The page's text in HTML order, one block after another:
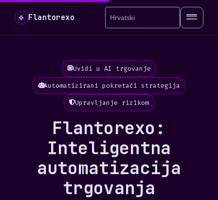
⟡ Flantorexo
Uvidi u AI trgovanje
Automatizirani pokretači strategija
Upravljanje rizikom
Flantorexo:
Inteligentna
automatizacija
trgovanja